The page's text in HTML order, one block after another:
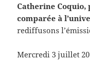
Catherine
comparée à
rediffusons
Mercredi 3 juillet